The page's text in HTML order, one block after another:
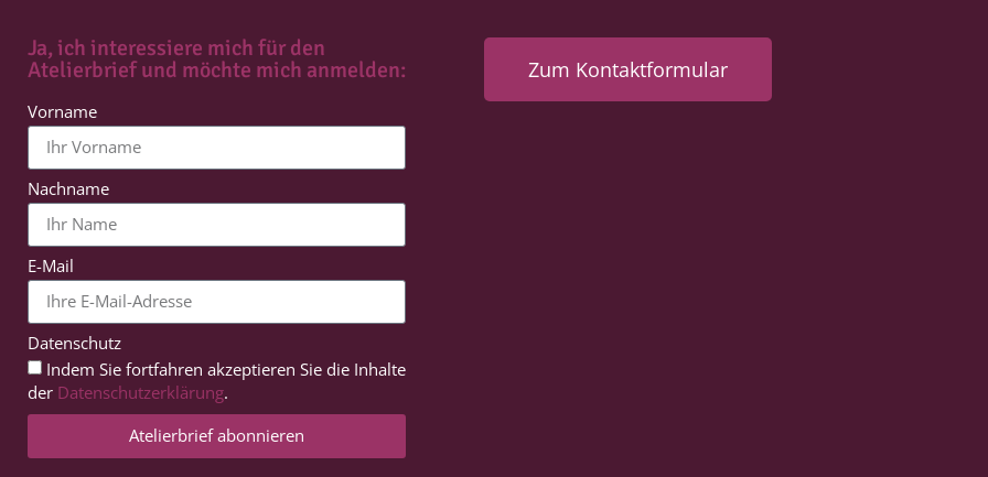
Ja, ich interessiere mich für den
Atelierbrief und möchte mich anmelden:
Vorname
Nachname
E-Mail
Datenschutz
Indem Sie fortfahren akzeptieren Sie die Inhalte
der Datenschutzerklärung.
Atelierbrief abonnieren
Zum Kontaktformular